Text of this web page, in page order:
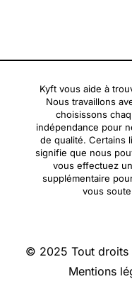
Kyft vous aide à
Nous travaillons
choisissons
indépendance pour
de qualité. Certains
signifie que nous
vous effectuez
supplémentaire
vous
© 2025 Tout droits
Mentions